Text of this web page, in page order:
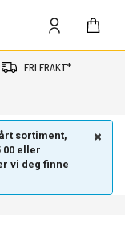
FRI FRAKT*
sortiment,
00 eller
vi deg finne